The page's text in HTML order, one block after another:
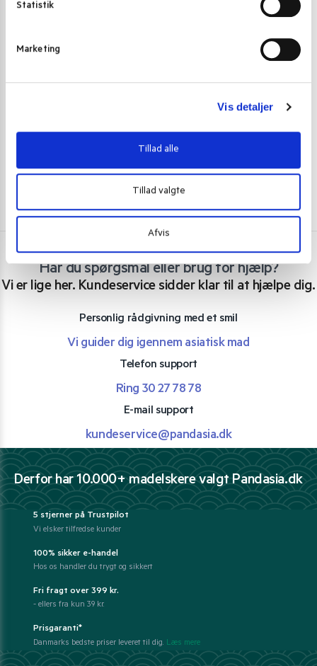
Statistik
Marketing
Vis detaljer
Tillad alle
Tillad valgte
Afvis
MOCHI MOCHI
59,00
Har du spørgsmål eller brug for hjælp?
Vi er lige her. Kundeservice sidder klar til at hjælpe dig.
Personlig rådgivning med et smil
Vi guider dig igennem asiatisk mad
Telefon support
Ring 30 27 78 78
E-mail support
kundeservice@pandasia.dk
Derfor har 10.000+ madelskere valgt Pandasia.dk
5 stjerner på Trustpilot
Vi elsker tilfredse kunder
100% sikker e-handel
Hos os handler du trygt og sikkert
Fri fragt over 399 kr.
- ellers fra kun 39 kr.
Prisgaranti*
Danmarks bedste priser leveret til dig. Læs mere